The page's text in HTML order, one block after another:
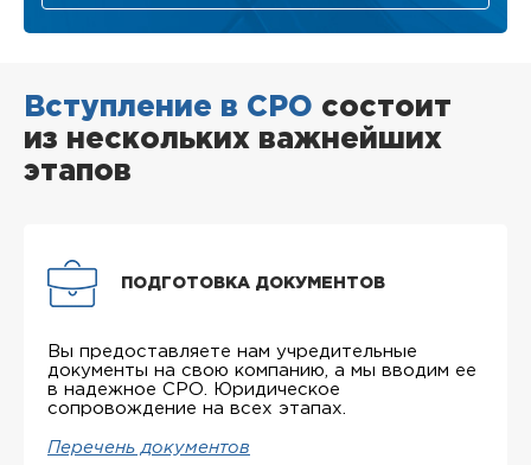
Вступление в СРО состоит
из нескольких важнейших
этапов
ПОДГОТОВКА ДОКУМЕНТОВ
Вы предоставляете нам учредительные
документы на свою компанию, а мы вводим ее
в надежное СРО. Юридическое
сопровождение на всех этапах.
Перечень документов